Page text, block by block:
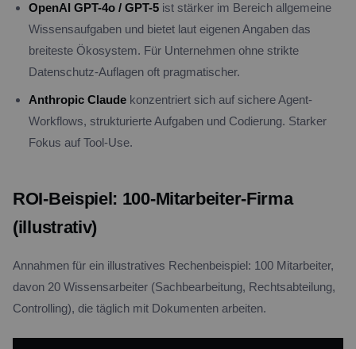
OpenAI GPT-4o / GPT-5 ist stärker im Bereich allgemeine
Wissensaufgaben und bietet laut eigenen Angaben das
breiteste Ökosystem. Für Unternehmen ohne strikte
Datenschutz-Auflagen oft pragmatischer.
Anthropic Claude konzentriert sich auf sichere Agent-
Workflows, strukturierte Aufgaben und Codierung. Starker
Fokus auf Tool-Use.
ROI-Beispiel: 100-Mitarbeiter-Firma
(illustrativ)
Annahmen für ein illustratives Rechenbeispiel: 100 Mitarbeiter,
davon 20 Wissensarbeiter (Sachbearbeitung, Rechtsabteilung,
Controlling), die täglich mit Dokumenten arbeiten.